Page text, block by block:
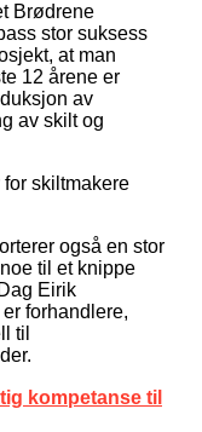
Brødrene
stor suksess
at man
12 årene er
av
av skilt og
skiltmakere
også en stor
til et knippe
Eirik
forhandlere,
til
kompetanse til